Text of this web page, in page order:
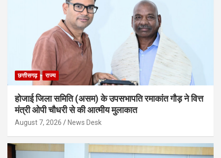
छत्तीसगढ़ राज्य
होजाई जिला समिति (असम) के उपसभापति रमाकांत गौड़ ने वित्त
मंत्री ओपी चौधरी से की आत्मीय मुलाकात
August 7, 2026 News Desk